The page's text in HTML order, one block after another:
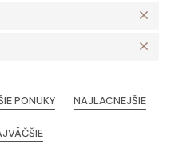
PONUKY NAJLACNEJŠIE